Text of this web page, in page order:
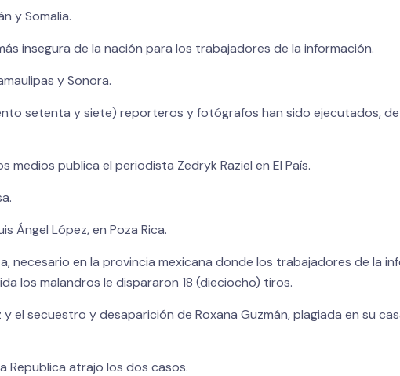
y Somalia.
insegura de la nación para los trabajadores de la información.
y Sonora.
setenta y siete) reporteros y fotógrafos han sido ejecutados,
medios publica el periodista Zedryk Raziel en El País.
Ángel López, en Poza Rica.
necesario en la provincia mexicana donde los trabajadores de la
los malandros le dispararon 18 (dieciocho) tiros.
y el secuestro y desaparición de Roxana Guzmán, plagiada en su
Republica atrajo los dos casos.